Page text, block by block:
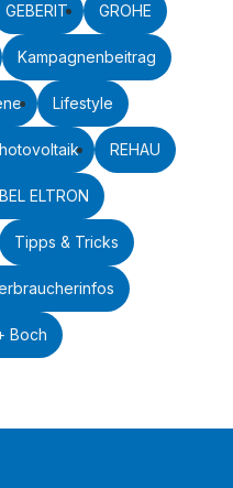
GEBERIT GROHE
Kampagnenbeitrag
Lifestyle
REHAU
ELTRON
Tipps & Tricks
Boch